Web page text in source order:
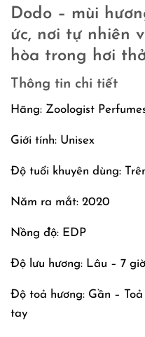
Dodo – mùi
ức, nơi tự nhiên
hòa trong hơi
Thông tin chi tiết
Hãng: Zoologist
Giới tính: Unisex
Độ tuổi khuyên dùng:
Năm ra mắt: 2020
Nồng độ: EDP
Độ lưu hương: Lâu – 7
Độ toả hương: Gần –
tay